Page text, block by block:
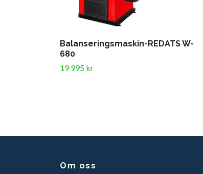
Balanseringsmaskin-REDATS W-
680
19 995 kr
Om oss